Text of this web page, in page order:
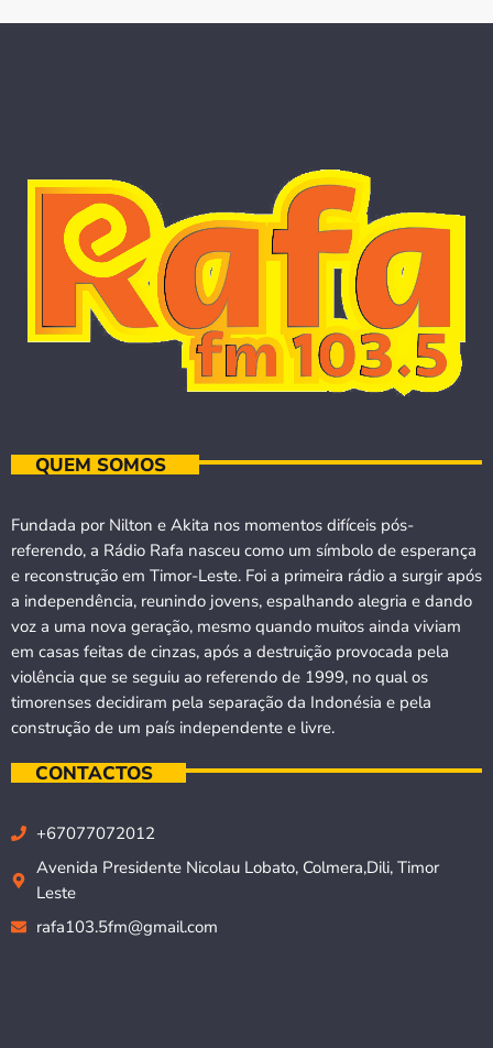
QUEM SOMOS
Fundada por Nilton e Akita nos momentos difíceis pós-
referendo, a Rádio Rafa nasceu como um símbolo de esperança
e reconstrução em Timor-Leste. Foi a primeira rádio a surgir após
a independência, reunindo jovens, espalhando alegria e dando
voz a uma nova geração, mesmo quando muitos ainda viviam
em casas feitas de cinzas, após a destruição provocada pela
violência que se seguiu ao referendo de 1999, no qual os
timorenses decidiram pela separação da Indonésia e pela
construção de um país independente e livre.
CONTACTOS
+67077072012
Avenida Presidente Nicolau Lobato, Colmera,Dili, Timor
Leste
rafa103.5fm@gmail.com